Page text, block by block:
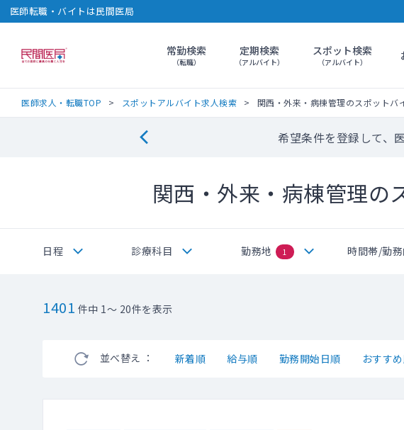
医師転職・バイトは民間医局
民間医局常勤検索
（転職）
定期検索
（アルバイト）
スポット検索
（アルバイト）
医師求人・転職TOP スポットアルバイト求人検索 関西・外来・病棟管理のスポットバ
希望条件を登録して、
関西・外来・病棟管理の
日程 診療科目 勤務地 1 時間帯/勤
1401 件中 1～ 20件を表示
並べ替え ： 新着順 給与順 勤務開始日順 おすす